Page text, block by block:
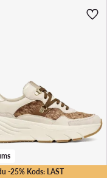
-25% Kods: LAST